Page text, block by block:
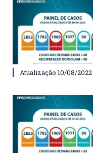
Atualização 10/08/2022